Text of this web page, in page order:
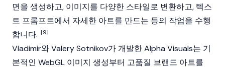
면을 생성하고, 이미지를 다양한 스타일로 변환하고, 텍스
트 프롬프트에서 자세한 아트를 만드는 등의 작업을 수행
합니다. [9]
Vladimir와 Valery Sotnikov가 개발한 Alpha Visuals는 기
본적인 WebGL 이미지 생성부터 고품질 브랜드 아트를